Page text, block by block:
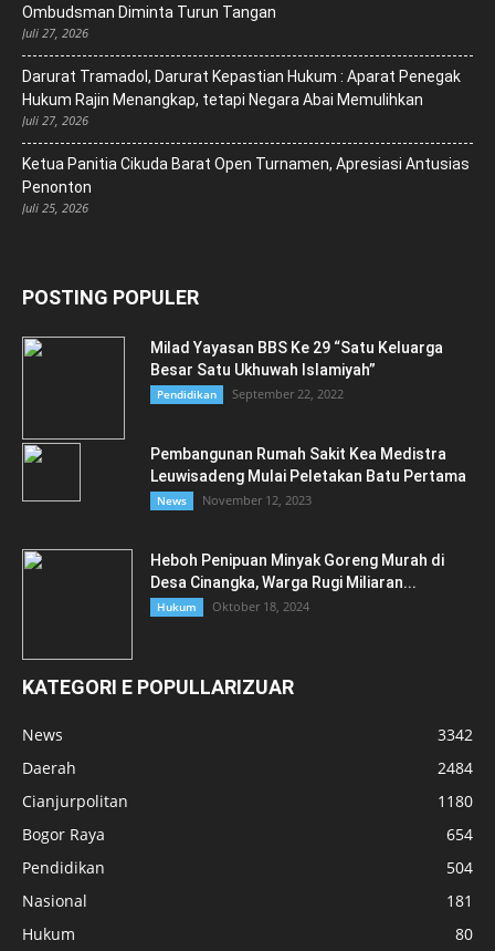
Ombudsman Diminta Turun Tangan
Juli 27, 2026
Darurat Tramadol, Darurat Kepastian Hukum : Aparat Penegak
Hukum Rajin Menangkap, tetapi Negara Abai Memulihkan
Juli 27, 2026
Ketua Panitia Cikuda Barat Open Turnamen, Apresiasi Antusias
Penonton
Juli 25, 2026
POSTING POPULER
Milad Yayasan BBS Ke 29 “Satu Keluarga
Besar Satu Ukhuwah Islamiyah”
Pendidikan September 22, 2022
Pembangunan Rumah Sakit Kea Medistra
Leuwisadeng Mulai Peletakan Batu Pertama
News November 12, 2023
Heboh Penipuan Minyak Goreng Murah di
Desa Cinangka, Warga Rugi Miliaran...
Hukum Oktober 18, 2024
KATEGORI E POPULLARIZUAR
News
3342
Daerah
2484
Cianjurpolitan
1180
Bogor Raya
654
Pendidikan
504
Nasional
181
Hukum
80